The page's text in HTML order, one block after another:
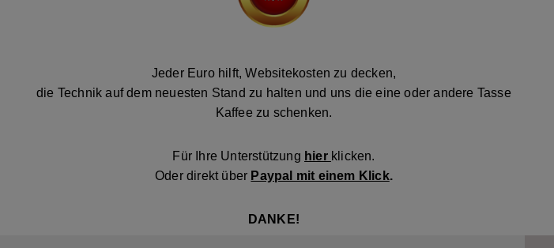
Jeder Euro hilft, Websitekosten zu decken,
die Technik auf dem neuesten Stand zu halten und uns die eine oder andere Tasse
Kaffee zu schenken.
Für Ihre Unterstützung hier klicken.
Oder direkt über Paypal mit einem Klick.
DANKE!